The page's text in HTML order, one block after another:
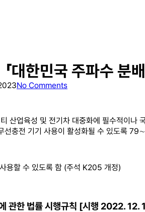
「대한민국 주파수 분
No Comments
산업육성 및 전기차 대중화에 필수적이
선충전 기기 사용이 활성화될 수 있도록
용할 수 있도록 함 (주석 K205 개정)
관한 법률 시행규칙 [시행 2022.